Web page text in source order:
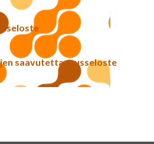
saavutettavuusseloste